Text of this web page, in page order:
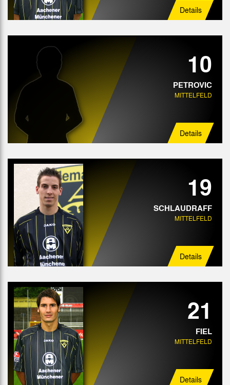
Details
10
PETROVIC
MITTELFELD
Details
19
SCHLAUDRAFF
MITTELFELD
Details
21
FIEL
MITTELFELD
Details